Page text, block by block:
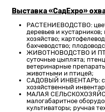
Выставка «СадExpo»
РАСТЕНИЕВОДСТВО:
деревьев и
хозяйство;
бахчеводство;
ЖИВОТНОВОДСТВО И
суточные цыплята;
ветеринарные
животными и птицей;
САДОВЫЙ ИНВЕНТАРЬ:
хозяйственный
МАЛАЯ
малогабаритное
культиваторы; ручная